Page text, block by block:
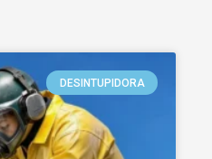
DESINTUPIDORA